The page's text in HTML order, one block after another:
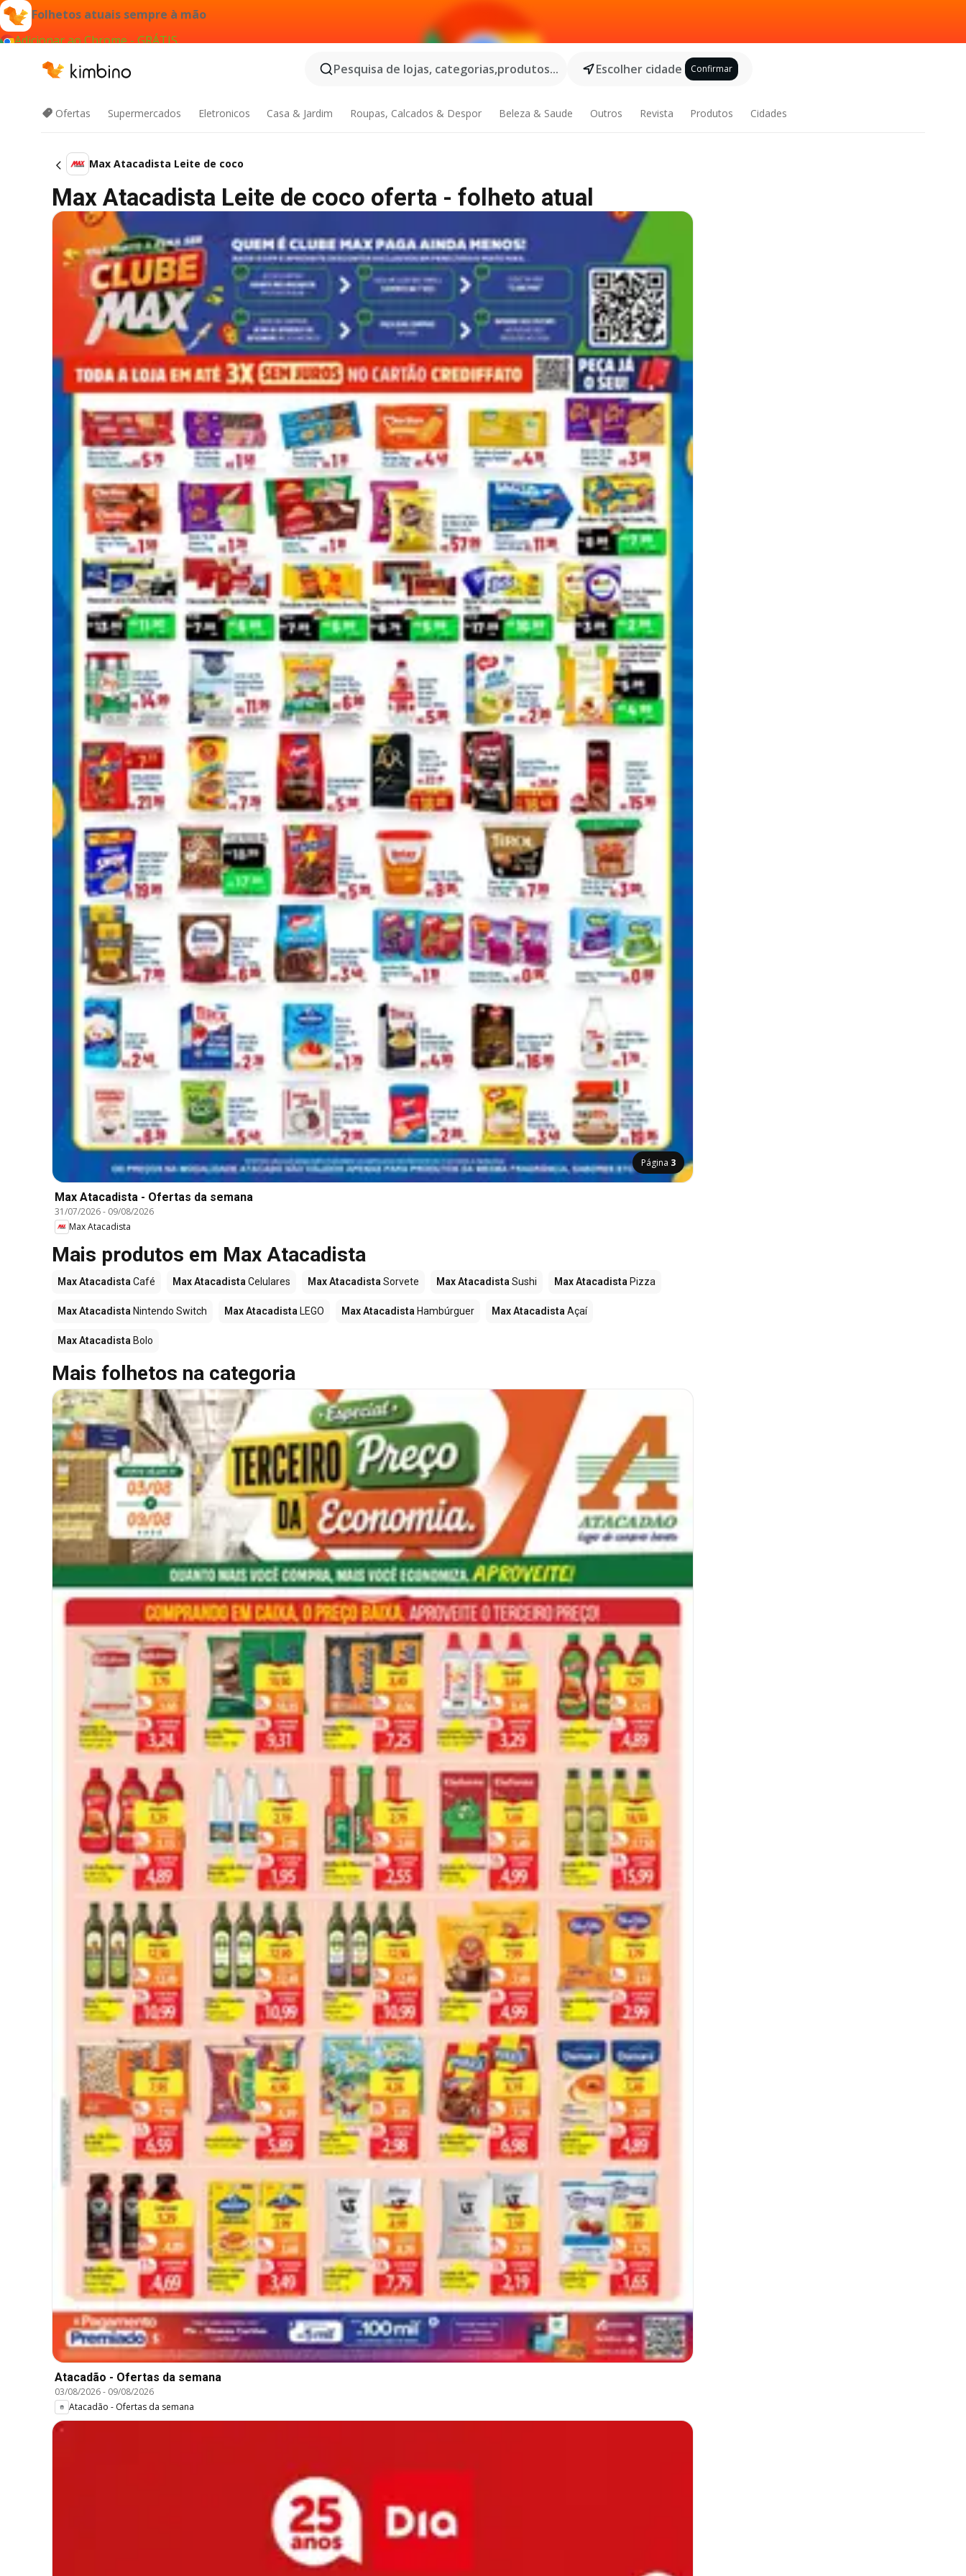
Folhetos atuais sempre à mão
Adicionar ao Chrome - GRÁTIS
Pesquisa de lojas, categorias,produtos...
Escolher cidade Confirmar
Ofertas Supermercados Eletronicos Casa & Jardim Roupas, Calcados & Despor Beleza & Saude Outros Revista Produtos Cidades
Max Atacadista Leite de coco
Max Atacadista Leite de coco oferta - folheto atual
Página 3
Max Atacadista - Ofertas da semana
31/07/2026- 09/08/2026
Max Atacadista
Mais produtos em Max Atacadista
Max Atacadista Café Max Atacadista Celulares Max Atacadista Sorvete Max Atacadista Sushi Max Atacadista Pizza
Max Atacadista Nintendo Switch Max Atacadista LEGO Max Atacadista Hambúrguer Max Atacadista Açaí
Max Atacadista Bolo
Mais folhetos na categoria
Atacadão - Ofertas da semana
03/08/2026- 09/08/2026
Atacadão - Ofertas da semana